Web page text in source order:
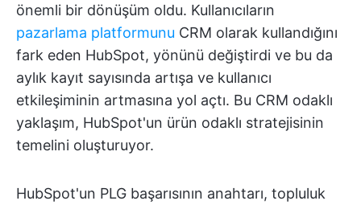
önemli bir dönüşüm oldu. Kullanıcıların
pazarlama platformunu CRM olarak kullandığını
fark eden HubSpot, yönünü değiştirdi ve bu da
aylık kayıt sayısında artışa ve kullanıcı
etkileşiminin artmasına yol açtı. Bu CRM odaklı
yaklaşım, HubSpot'un ürün odaklı stratejisinin
temelini oluşturuyor.
HubSpot'un PLG başarısının anahtarı, topluluk